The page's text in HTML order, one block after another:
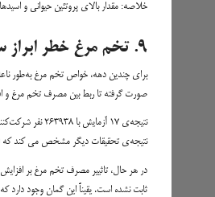
خلاصه: مقدار بالای پروتئین حیوانی و
۹. تخم مرغ خطر ابراز سکته و بیماری‌های قلبی را پایین می‌آورد
برای چندین دهه، خواص تخم مرغ به‌طور
صورت گرفته تا ربط بین مصرف تخم مرغ و
نتیجه‌ی ۱۷
نتیجه‌ی تحقیقات دیگر مشخص می کند که
در هر حال، تاثییر مصرف تخم مرغ بر
ثابت نشده است. یقیناً این گمان وجود